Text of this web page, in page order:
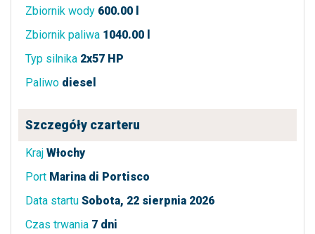
Zbiornik wody 600.00 l
Zbiornik paliwa 1040.00 l
Typ silnika 2x57 HP
Paliwo diesel
Szczegóły czarteru
Kraj Włochy
Port Marina di Portisco
Data startu Sobota, 22 sierpnia 2026
Czas trwania 7 dni